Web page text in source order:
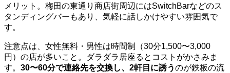
メリット。梅田の東通り商店街周辺にはSwitchBarなどのス
タンディングバーもあり、気軽に話しかけやすい雰囲気で
す。
注意点は、女性無料・男性は時間制（30分1,500〜3,000
円）の店が多いこと。ダラダラ居座るとコストがかさみま
す。 30〜60分で連絡先を交換し、2軒目に誘うのが鉄板の流